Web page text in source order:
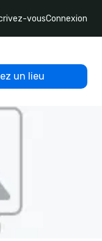
vousConnexion
un lieu